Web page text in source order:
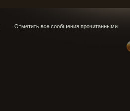
Отметить все сообщения прочитанными